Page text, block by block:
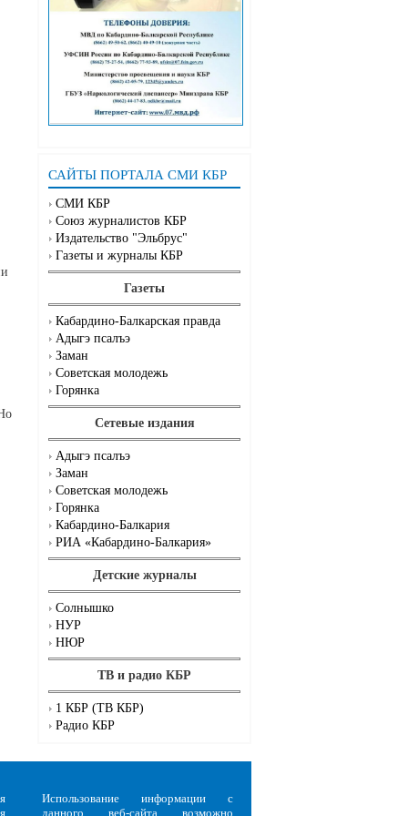
САЙТЫ ПОРТАЛА СМИ КБР
СМИ КБР
Союз журналистов КБР
Издательство "Эльбрус"
Газеты и журналы КБР
Газеты
Кабардино-Балкарская правда
Адыгэ псалъэ
Заман
Советская молодежь
Горянка
Сетевые издания
Адыгэ псалъэ
Заман
Советская молодежь
Горянка
Кабардино-Балкария
РИА «Кабардино-Балкария»
Детские журналы
Солнышко
НУР
НЮР
ТВ и радио КБР
1 КБР (ТВ КБР)
Радио КБР
Использование информации с
данного веб-сайта возможно